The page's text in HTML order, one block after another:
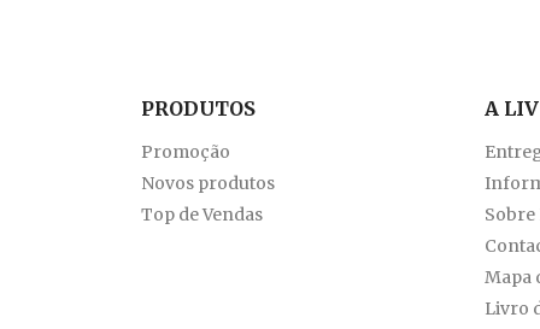
PRODUTOS
Promoção
Novos produtos
Top de Vendas
A
Sobre
Mapa
Livro